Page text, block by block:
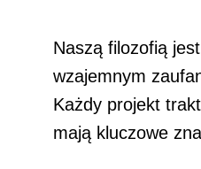
Naszą filozofią
wzajemnym
Każdy projekt
mają kluczowe